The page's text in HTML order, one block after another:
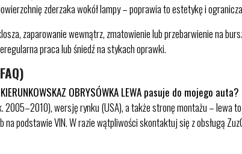
zderzaka wokół lampy – poprawia to estetykę i
zaparowanie wewnątrz, zmatowienie lub przebarwienie na
praca lub śniedź na stykach oprawki.
OBRYSÓWKA LEWA pasuje do mojego auta?
wersję rynku (USA), a także stronę montażu – lewa
podstawie VIN. W razie wątpliwości skontaktuj się z obsługą